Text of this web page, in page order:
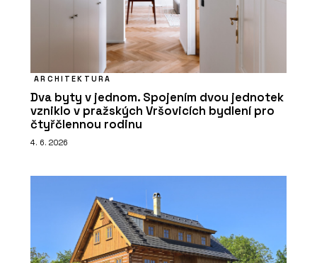
ARCHITEKTURA
Dva byty v jednom. Spojením dvou jednotek
vzniklo v pražských Vršovicích bydlení pro
čtyřčlennou rodinu
4. 6. 2026